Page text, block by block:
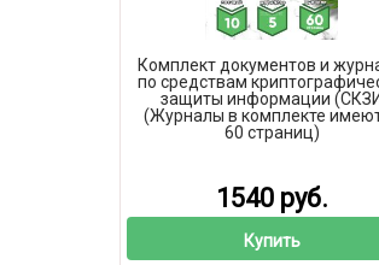
Комплект документов и
по средствам
защиты информации
(Журналы в комплекте
60 страниц)
1540 руб.
Купить